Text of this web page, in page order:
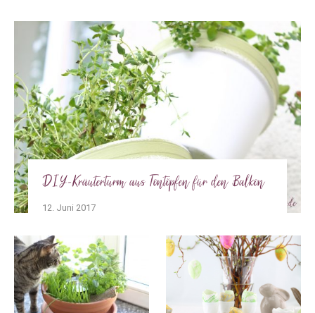
DIY-Kräuterturm aus Tontöpfen für den Balkon
12. Juni 2017